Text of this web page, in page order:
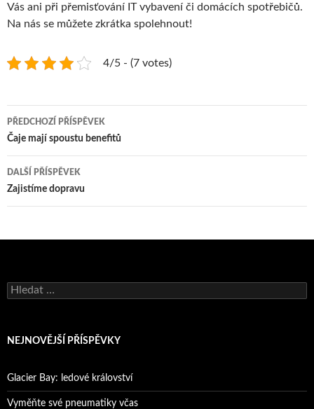
Vás ani při přemisťování IT vybavení či domácích spotřebičů.
Na nás se můžete zkrátka spolehnout!
4/5 - (7 votes)
Navigace
pro
příspěvky
PŘEDCHOZÍ PŘÍSPĚVEK
Čaje mají spoustu benefitů
DALŠÍ PŘÍSPĚVEK
Zajistíme dopravu
Vyhledávání
NEJNOVĚJŠÍ PŘÍSPĚVKY
Glacier Bay: ledové království
Vyměňte své pneumatiky včas